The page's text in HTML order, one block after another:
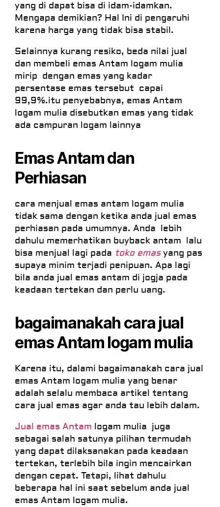
yang di dapat bisa di idam-idamkan.
Mengapa demikian? Hal Ini di pengaruhi
karena harga yang tidak bisa stabil.
Selainnya kurang resiko, beda nilai jual
dan membeli emas Antam logam mulia
mirip dengan emas yang kadar
persentase emas tersebut capai
99,9%.itu penyebabnya, emas Antam
logam mulia disebutkan emas yang tidak
ada campuran logam lainnya
Emas Antam dan
Perhiasan
cara menjual emas antam logam mulia
tidak sama dengan ketika anda jual emas
perhiasan pada umumnya. Anda lebih
dahulu memerhatikan buyback antam lalu
bisa menjual lagi pada toko emasyang pas
supaya minim terjadi penipuan. Apa lagi
bila anda jual emas antam di jogja pada
keadaan tertekan dan perlu uang.
bagaimanakah cara jual
emas Antam logam mulia
Karena itu, dalami bagaimanakah cara jual
emas Antam logam mulia yang benar
adalah selalu membaca artikel tentang
cara jual emas agar anda tau lebih dalam.
Jual emas Antam logam mulia juga
sebagai salah satunya pilihan termudah
yang dapat dilaksanakan pada keadaan
tertekan, terlebih bila ingin mencairkan
dengan cepat. Tetapi, lihat dahulu
beberapa hal ini saat sebelum anda jual
emas Antam logam mulia.